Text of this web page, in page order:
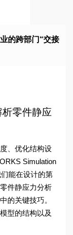
的跨部门“交接
零件静应
、优化结构设
Simulation
能在设计的第
件静应力分析
的关键技巧。
型的结构以及